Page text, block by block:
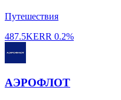
Путешествия
487.5KERR 0.2%
АЭРОФЛОТ